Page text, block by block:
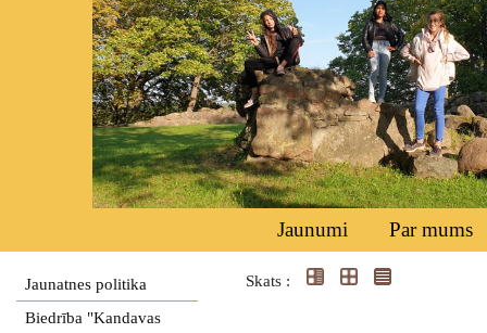
Jaunumi Par mums
Jaunatnes politika
Biedrība "Kandavas
Skats :